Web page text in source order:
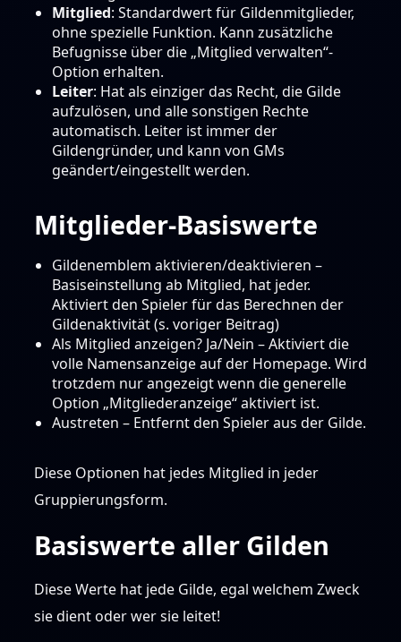
Mitglied: Standardwert für Gildenmitglieder,
ohne spezielle Funktion. Kann zusätzliche
Befugnisse über die „Mitglied verwalten“-
Option erhalten.
Leiter: Hat als einziger das Recht, die Gilde
aufzulösen, und alle sonstigen Rechte
automatisch. Leiter ist immer der
Gildengründer, und kann von GMs
geändert/eingestellt werden.
Mitglieder-Basiswerte
Gildenemblem aktivieren/deaktivieren –
Basiseinstellung ab Mitglied, hat jeder.
Aktiviert den Spieler für das Berechnen der
Gildenaktivität (s. voriger Beitrag)
Als Mitglied anzeigen? Ja/Nein – Aktiviert die
volle Namensanzeige auf der Homepage. Wird
trotzdem nur angezeigt wenn die generelle
Option „Mitgliederanzeige“ aktiviert ist.
Austreten – Entfernt den Spieler aus der Gilde.
Diese Optionen hat jedes Mitglied in jeder
Gruppierungsform.
Basiswerte aller Gilden
Diese Werte hat jede Gilde, egal welchem Zweck
sie dient oder wer sie leitet!